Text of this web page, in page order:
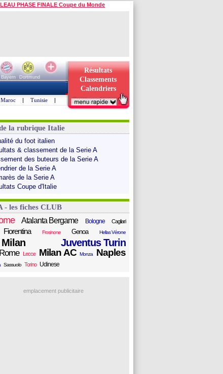
PHASE FINALE Coupe du Monde
Bayern
Dortmund
Résultats
Classements
Calendriers
Maroc | Tunisie |
la rubrique Italie
du foot italien
& classement de la Serie A
des buteurs de la Serie A
de la Serie A
de la Serie A
Coupe d'Italie
- les fiches CLUB
Atalanta Bergame Bologne
Cagliari
Fiorentina Frosinone Genoa Hellas Vérone
Juventus Turin
Lecce Milan AC Monza Naples
Sassuolo Torino Udinese
emplacement publicitaire